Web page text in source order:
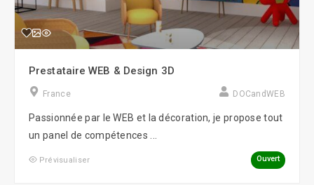
Prestataire WEB & Design 3D
France DOCandWEB
Passionnée par le WEB et la décoration, je propose tout
un panel de compétences ...
Prévisualiser Ouvert